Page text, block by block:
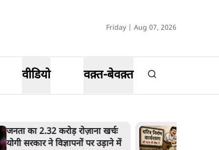
Friday | Aug 07, 2026
वीडियो वक़्त-बेवक़्त
उलटबांसीः राष्ट्र के चरित्र की मरम्मत
जारी है